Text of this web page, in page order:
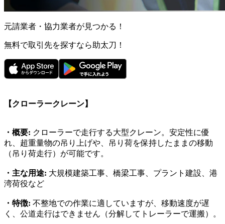
元請業者・協力業者が見つかる！
無料で取引先を探すなら助太刀！
【クローラークレーン】
・概要: クローラーで走行する大型クレーン。安定性に優
れ、超重量物の吊り上げや、吊り荷を保持したままの移動
（吊り荷走行）が可能です。
・主な用途: 大規模建築工事、橋梁工事、プラント建設、港
湾荷役など
・特徴: 不整地での作業に適していますが、移動速度が遅
く、公道走行はできません（分解してトレーラーで運搬）。